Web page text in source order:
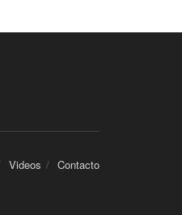
Videos Contacto